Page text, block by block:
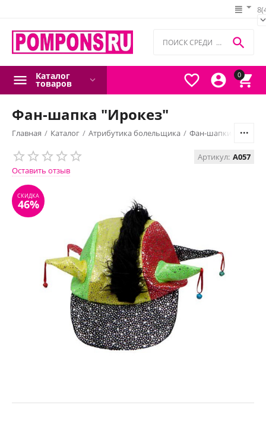
0




Каталог
товаров
Фан-шапка "Ирокез"
Главная / Каталог / Атрибутика болельщика / Фан-шапки и
Оставить отзыв
Артикул: A057
СКИДКА
46%